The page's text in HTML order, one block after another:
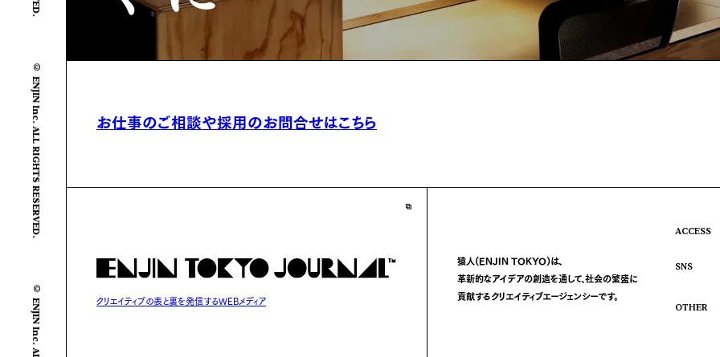
© ENJIN Inc. ALL RIGHTS RESERVED.
お仕事のご相談や採用のお問合せはこちら
猿人(ENJIN TOKYO)は、
革新的なアイデアの創造を通して、社会の繁盛に
貢献するクリエイティブエージェンシーです。
ACCESS
SNS
OTHER
クリエイティブの表と裏を発信するWEBメディア